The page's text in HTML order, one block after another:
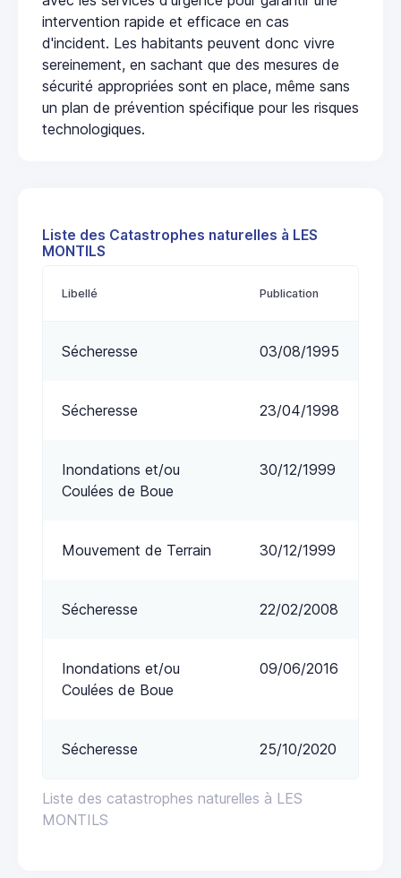
intervention rapide et efficace en cas
d'incident. Les habitants peuvent donc vivre
sereinement, en sachant que des mesures de
sécurité appropriées sont en place, même sans
un plan de prévention spécifique pour les risques
technologiques.
Liste des Catastrophes naturelles à LES
MONTILS
Liste des catastrophes naturelles à LES
MONTILS
Libellé Publication
Sécheresse 03/08/1995
Sécheresse 23/04/1998
Inondations et/ou
Coulées de Boue
30/12/1999
Mouvement de Terrain 30/12/1999
Sécheresse 22/02/2008
Inondations et/ou
Coulées de Boue
09/06/2016
Sécheresse 25/10/2020